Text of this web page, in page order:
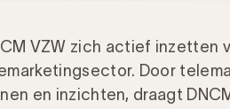
VZW zich actief inzetten
Door
en inzichten, draagt